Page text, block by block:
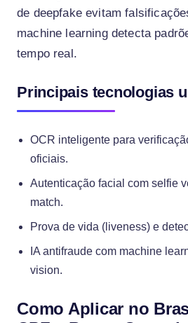
de deepfake evitam
machine learning detecta
tempo real.
Principais tecnologias
OCR inteligente para
oficiais.
Autenticação facial com selfie
match.
Prova de vida (liveness) e
IA antifraude com machine
vision.
Como Aplicar no